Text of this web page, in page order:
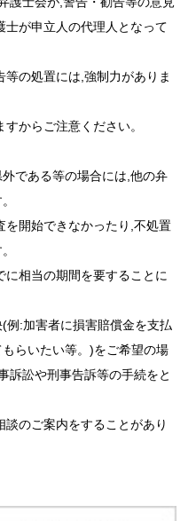
士が申立人の代理人となって
等の処置には, 強制力がありま
からご注意ください。
である等の場合には,他の弁
を開始できなかったり,不処置
相当の期間を要することに
例:加害者に損害賠償金を支払
らいたい等。)をご希望の場
訴訟や刑事告訴等の手続をと
のご案内をすることがあり